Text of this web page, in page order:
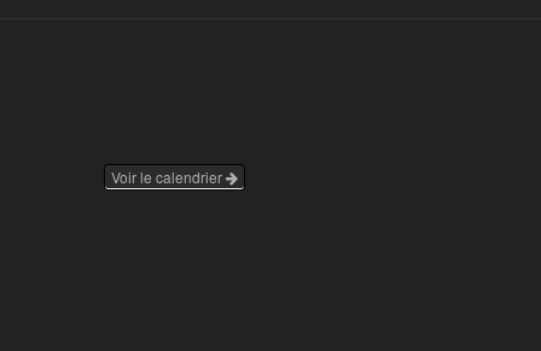
Voir le calendrier